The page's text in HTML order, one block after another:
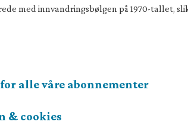
med innvandringsbølgen på 1970-tallet,
alle våre abonnementer
& cookies